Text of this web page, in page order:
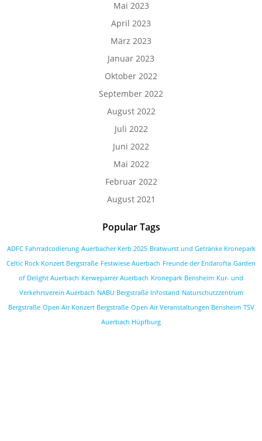
Mai 2023
April 2023
März 2023
Januar 2023
Oktober 2022
September 2022
August 2022
Juli 2022
Juni 2022
Mai 2022
Februar 2022
August 2021
Popular Tags
ADFC Fahrradcodierung Auerbacher Kerb 2025 Bratwurst und Getränke Kronepark
Celtic Rock Konzert Bergstraße Festwiese Auerbach Freunde der Endarofta Garden
of Delight Auerbach Kerweparrer Auerbach Kronepark Bensheim Kur- und
Verkehrsverein Auerbach NABU Bergstraße Infostand Naturschutzzentrum
Bergstraße Open Air Konzert Bergstraße Open Air Veranstaltungen Bensheim TSV
Auerbach Hüpfburg